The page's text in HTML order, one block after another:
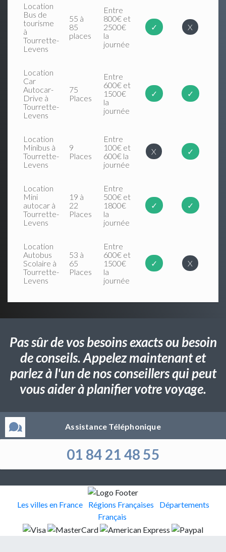
Location
Bus de
tourisme
à
Tourrette-
Levens
55 à
85
places
Entre
800€ et
2500€
la
journée
✓ X
Location
Car
Autocar-
Drive à
Tourrette-
Levens
75
Places
Entre
600€ et
1500€
la
journée
✓ ✓
Location
Minibus à
Tourrette-
Levens
9
Places
Entre
100€ et
600€ la
journée
X ✓
Location
Mini
autocar à
Tourrette-
Levens
19 à
22
Places
Entre
500€ et
1800€
la
journée
✓ ✓
Location
Autobus
Scolaire à
Tourrette-
Levens
53 à
65
Places
Entre
600€ et
1500€
la
journée
✓ X
Pas sûr de vos besoins exacts ou besoin
de conseils. Appelez maintenant et
parlez à l'un de nos conseillers qui peut
vous aider à planifier votre voyage.
Assistance Téléphonique
01 84 21 48 55
Les villes en France Régions Françaises
Départements
Français